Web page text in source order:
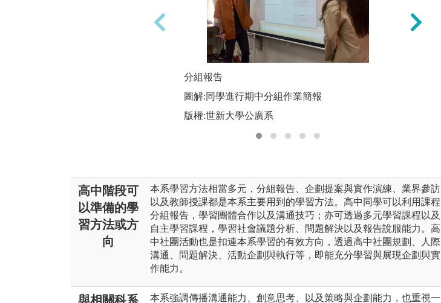
分組報告
圖解:同學進行期中分組作業簡報
版權:世新大學公廣系
高中階段可
以準備的學
習方法或方
向
本系學習方法相當多元，分組報告、企劃提案與實作演練、業界參訪
以及教師授課都是本系主要用到的學習方法。高中同學可以利用課程
分組報告，學習團體合作以及溝通技巧；亦可透過多元學習課程以及
自主學習課程，學習社會議題分析、問題解決以及報告說服能力。高
中社團活動也是扣連本系學習的有效方向，透過高中社團規劃、人際
溝通、問題解決、活動企劃與執行等，即能充分學習與展現企劃與實
作能力。
與相關科系
本系強調傳播溝通能力、創意思考、以及策略與企劃能力，也重視一